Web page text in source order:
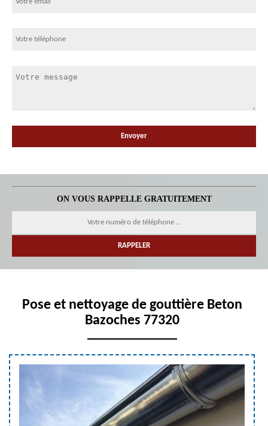
ON VOUS RAPPELLE GRATUITEMENT
Pose et nettoyage de gouttière Beton
Bazoches 77320